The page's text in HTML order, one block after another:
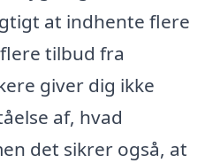
at indhente flere
tilbud fra
giver dig ikke
af, hvad
det sikrer også, at